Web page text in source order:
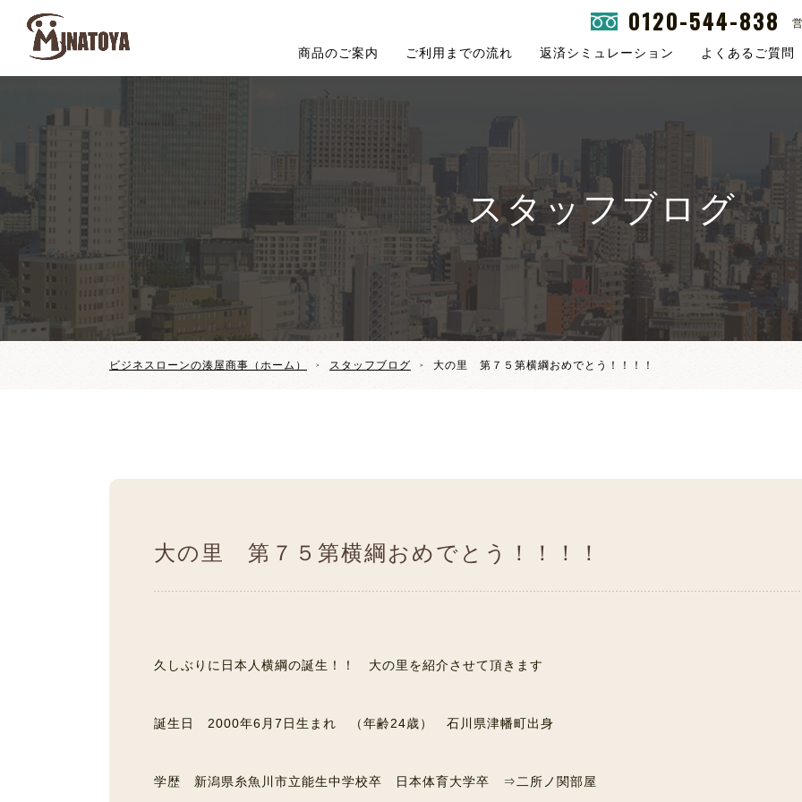
0120-544-838
商品のご案内 ご利用までの流れ 返済シミュレーション よくあるご質問
スタッフブログ
ビジネスローンの湊屋商事（ホーム） スタッフブログ 大の里 第７５第横綱おめでとう！！！！
大の里 第７５第横綱おめでとう！！！！
久しぶりに日本人横綱の誕生！！ 大の里を紹介させて頂きます
誕生日 2000年6月7日生まれ （年齢24歳） 石川県津幡町出身
学歴 新潟県糸魚川市立能生中学校卒 日本体育大学卒 ⇒二所ノ関部屋